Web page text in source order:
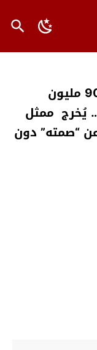
مقال “العربية.ما” حول مبلغ 900 مليون
يُخرج ممثل
“صمته” دون